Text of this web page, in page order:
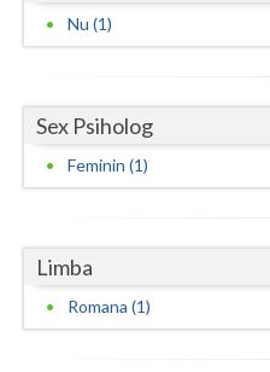
Teleorman
Tulcea
Valcea
Vrancea
Nu (1)
Sex Psiholog
Feminin (1)
Limba
Romana (1)